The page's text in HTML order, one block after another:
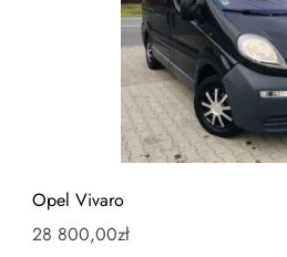
Opel Vivaro
28 800,00zł